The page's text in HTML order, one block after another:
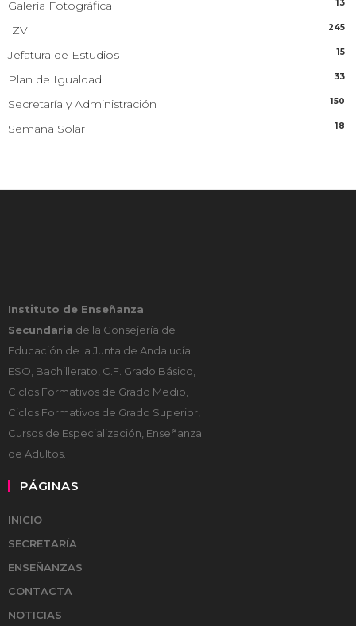
Galería Fotográfica 13
IZV 245
Jefatura de Estudios 15
Plan de Igualdad 33
Secretaría y Administración 150
Semana Solar 18
Instituto de Enseñanza
Secundaria de la Consejería de
Educación de la Junta de Andalucía.
ESO, Bachillerato, C.F. Grado Básico,
Ciclos Formativos de Grado Medio,
Ciclos Formativos de Grado Superior,
Cursos de Especialización, Enseñanza
de Adultos.
PÁGINAS
INICIO
SECRETARÍA
ENSEÑANZAS
CONTACTA
NOTICIAS